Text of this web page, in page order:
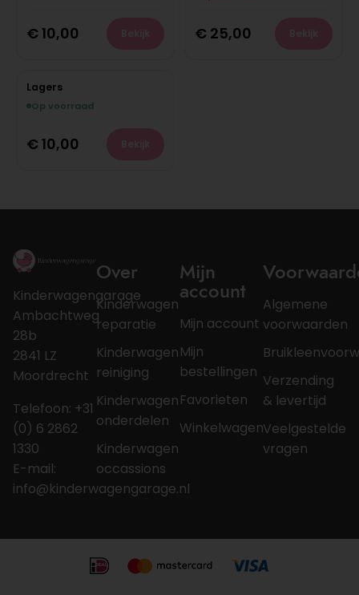
€ 10,00 € 25,00
Lagers
Op voorraad
€ 10,00
Kinderwagengarage
Ambachtweg
28b
2841 LZ
Moordrecht
Telefoon: +31
(0) 6 2862
1330
E-mail:
info@kinderwagengarage.nl
Over
Kinderwagen
reparatie
Kinderwagen
reiniging
Kinderwagen
onderdelen
Kinderwagen
occassions
Mijn
account
Mijn account
Mijn
bestellingen
Favorieten
Winkelwagen
Algemene
voorwaarden
Verzending
& levertijd
Veelgestelde
vragen